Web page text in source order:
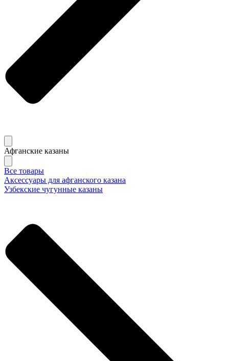
Афганские казаны
Все товары
Аксессуары для афганского казана
Узбекские чугунные казаны